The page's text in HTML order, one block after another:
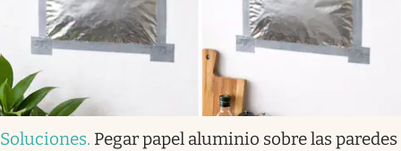
Soluciones. Pegar papel aluminio sobre las paredes